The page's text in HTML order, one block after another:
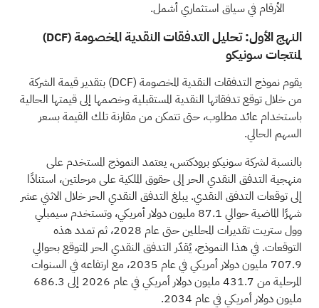
الأرقام في سياق استثماري أشمل.
النهج الأول: تحليل التدفقات النقدية المخصومة(DCF)
لمنتجات سونيكو
يقوم نموذج التدفقات النقدية المخصومة (DCF) بتقدير قيمة الشركة
من خلال توقع تدفقاتها النقدية المستقبلية وخصمها إلى قيمتها الحالية
باستخدام عائد مطلوب، حتى تتمكن من مقارنة تلك القيمة بسعر
السهم الحالي.
بالنسبة لشركة سونيكو برودكتس، يعتمد النموذج المستخدم على
منهجية التدفق النقدي الحر إلى حقوق الملكية على مرحلتين، استنادًا
إلى توقعات التدفق النقدي. يبلغ التدفق النقدي الحر خلال الاثني عشر
شهرًا الماضية حوالي 87.1 مليون دولار أمريكي، وتستخدم سيمبلي
وول ستريت تقديرات المحللين حتى عام 2028، ثم تمدد هذه
التوقعات. في هذا النموذج، يُقدّر التدفق النقدي الحر المتوقع بحوالي
707.9 مليون دولار أمريكي في عام 2035، مع ارتفاعه في السنوات
المرحلية من 431.7 مليون دولار أمريكي في عام 2026 إلى 686.3
مليون دولار أمريكي في عام 2034.